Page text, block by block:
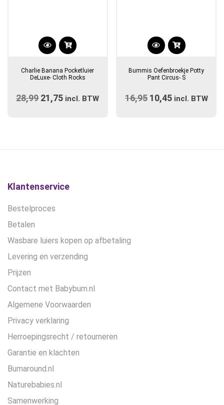
Charlie Banana Pocketluier
DeLuxe- Cloth Rocks
28,99 Oorspronkelijke
21,75 Huidige
incl. BTW
Bummis Oefenbroekje Potty
Pant Circus- S
16,95 Oorspronkelijke
10,45Huidige
incl. BTW
Klantenservice
Bestelproces
Betalen
Wasbare luiers kopen op afbetaling
Levering en verzending
Prijzen
Contact met Babybum.nl
Algemene Voorwaarden
Privacy verklaring
Herroepingsrecht / retourneren
Garantie en klachten
Bumaround.nl
Naturebabies.nl
Samenwerking